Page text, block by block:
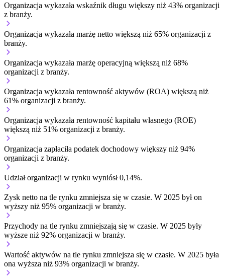
Organizacja wykazała wskaźnik długu większy niż 43% organizacji
z branży.
Organizacja wykazała marżę netto większą niż 65% organizacji z
branży.
Organizacja wykazała marżę operacyjną większą niż 68%
organizacji z branży.
Organizacja wykazała rentowność aktywów (ROA) większą niż
61% organizacji z branży.
Organizacja wykazała rentowność kapitału własnego (ROE)
większą niż 51% organizacji z branży.
Organizacja zapłaciła podatek dochodowy większy niż 94%
organizacji z branży.
Udział organizacji w rynku wyniósł 0,14%.
Zysk netto na tle rynku zmniejsza się w czasie. W 2025 był on
wyższy niż 95% organizacji w branży.
Przychody na tle rynku zmniejszają się w czasie. W 2025 były
wyższe niż 92% organizacji w branży.
Wartość aktywów na tle rynku zmniejsza się w czasie. W 2025 była
ona wyższa niż 93% organizacji w branży.